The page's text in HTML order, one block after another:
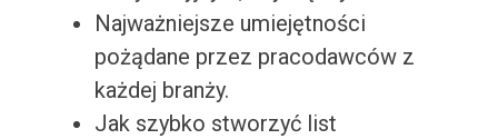
Najważniejsze umiejętności
pożądane przez pracodawców z
każdej branży.
Jak szybko stworzyć list